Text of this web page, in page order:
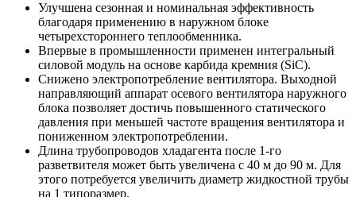
Улучшена сезонная и номинальная эффективность
благодаря применению в наружном блоке
четырехстороннего теплообменника.
Впервые в промышленности применен интегральный
силовой модуль на основе карбида кремния (SiC).
Снижено электропотребление вентилятора. Выходной
направляющий аппарат осевого вентилятора наружного
блока позволяет достичь повышенного статического
давления при меньшей частоте вращения вентилятора и
пониженном электропотреблении.
Длина трубопроводов хладагента после 1-го
разветвителя может быть увеличена с 40 м до 90 м. Для
этого потребуется увеличить диаметр жидкостной трубы
на 1 типоразмер.